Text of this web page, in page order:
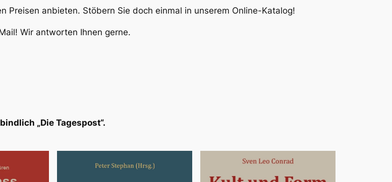
Preisen anbieten. Stöbern Sie doch einmal in unserem Online-Katalog!
Wir antworten Ihnen gerne.
„Die Tagespost“.